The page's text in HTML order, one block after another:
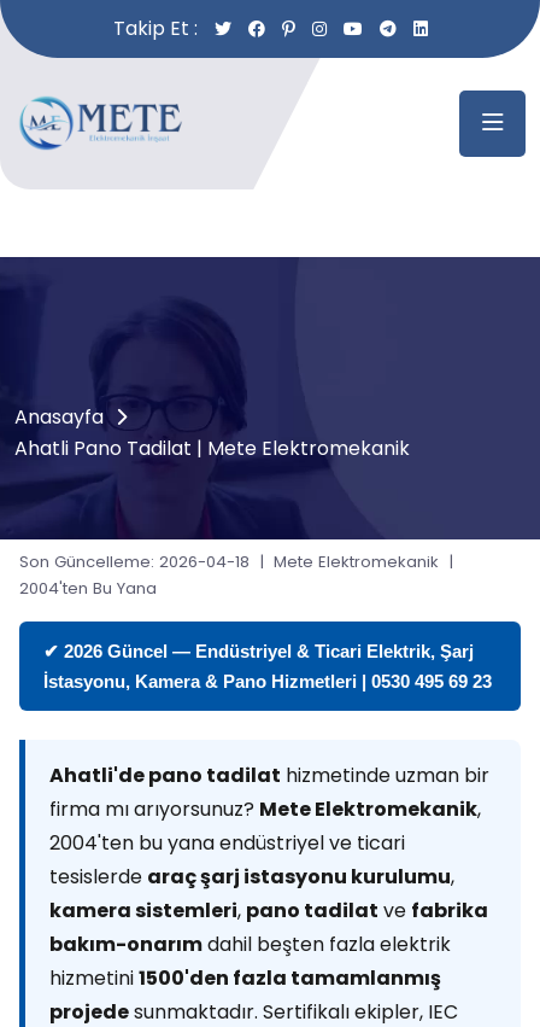
Takip Et :
Anasayfa
Ahatli Pano Tadilat | Mete Elektromekanik
Son Güncelleme: 2026-04-18 | Mete Elektromekanik |
2004'ten Bu Yana
✔ 2026 Güncel — Endüstriyel & Ticari Elektrik, Şarj
İstasyonu, Kamera & Pano Hizmetleri | 0530 495 69 23
Ahatli'de pano tadilat hizmetinde uzman bir
firma mı arıyorsunuz? Mete Elektromekanik,
2004'ten bu yana endüstriyel ve ticari
tesislerde araç şarj istasyonu kurulumu,
kamera sistemleri, pano tadilat ve fabrika
bakım-onarımdahil beşten fazla elektrik
hizmetini1500'den fazla tamamlanmış
projedesunmaktadır. Sertifikalı ekipler, IEC